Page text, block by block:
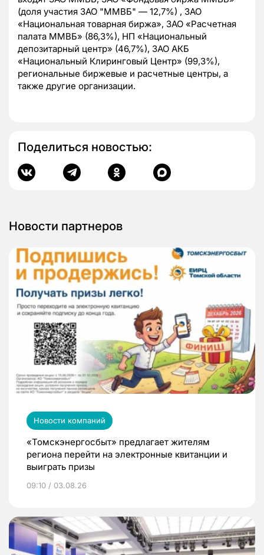
(доля участия ЗАО "ММВБ" — 12,7%) , ЗАО
«Национальная товарная биржа», ЗАО «Расчетная
палата ММВБ» (86,3%), НП «Национальный
депозитарный центр» (46,7%), ЗАО АКБ
«Национальный Клиринговый Центр» (99,3%),
региональные биржевые и расчетные центры, а
также другие организации.
Поделиться новостью:
Новости партнеров
Новости компаний
«Томскэнергосбыт» предлагает жителям
региона перейти на электронные квитанции и
выиграть призы
09:10 / 03.08.26